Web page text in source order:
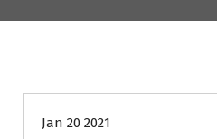
Jan 20 2021